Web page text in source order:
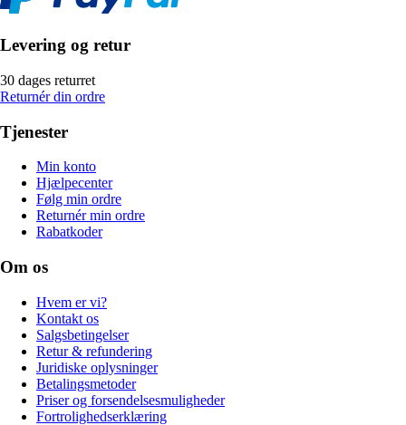
Levering og retur
30 dages returret
Returnér din ordre
Tjenester
Min konto
Hjælpecenter
Følg min ordre
Returnér min ordre
Rabatkoder
Om os
Hvem er vi?
Kontakt os
Salgsbetingelser
Retur & refundering
Juridiske oplysninger
Betalingsmetoder
Priser og forsendelsesmuligheder
Fortrolighedserklæring